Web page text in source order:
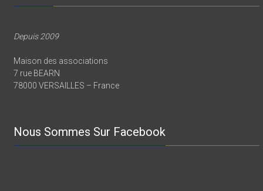
Depuis 2009
Maison des associations
7 rue BEARN
78000 VERSAILLES – France
Nous Sommes Sur Facebook